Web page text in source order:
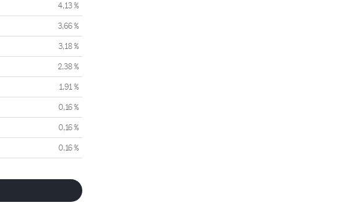
4,13 %
3,66 %
3,18 %
2,38 %
1,91 %
0,16 %
0,16 %
0,16 %